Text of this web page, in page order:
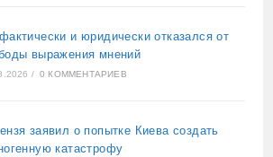
и юридически отказался от
выражения мнений
/ 0 КОММЕНТАРИЕВ
заявил о попытке Киева создать
катастрофу